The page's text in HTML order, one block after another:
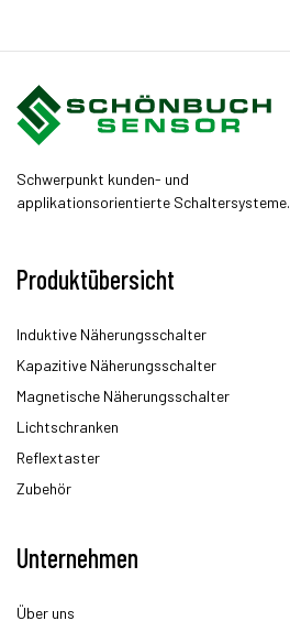
Schwerpunkt kunden- und
applikationsorientierte Schaltersysteme.
Produktübersicht
Induktive Näherungsschalter
Kapazitive Näherungsschalter
Magnetische Näherungsschalter
Lichtschranken
Reflextaster
Zubehör
Unternehmen
Über uns